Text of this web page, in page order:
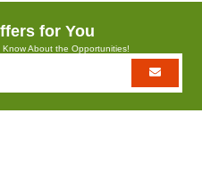
for You
About the Opportunities!